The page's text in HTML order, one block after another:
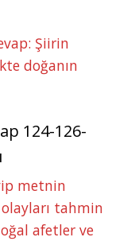
Şiirin
doğanın
124-126-
metnin
tahmin
afetler ve